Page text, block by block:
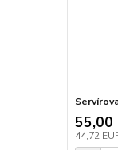
55,00
44,72